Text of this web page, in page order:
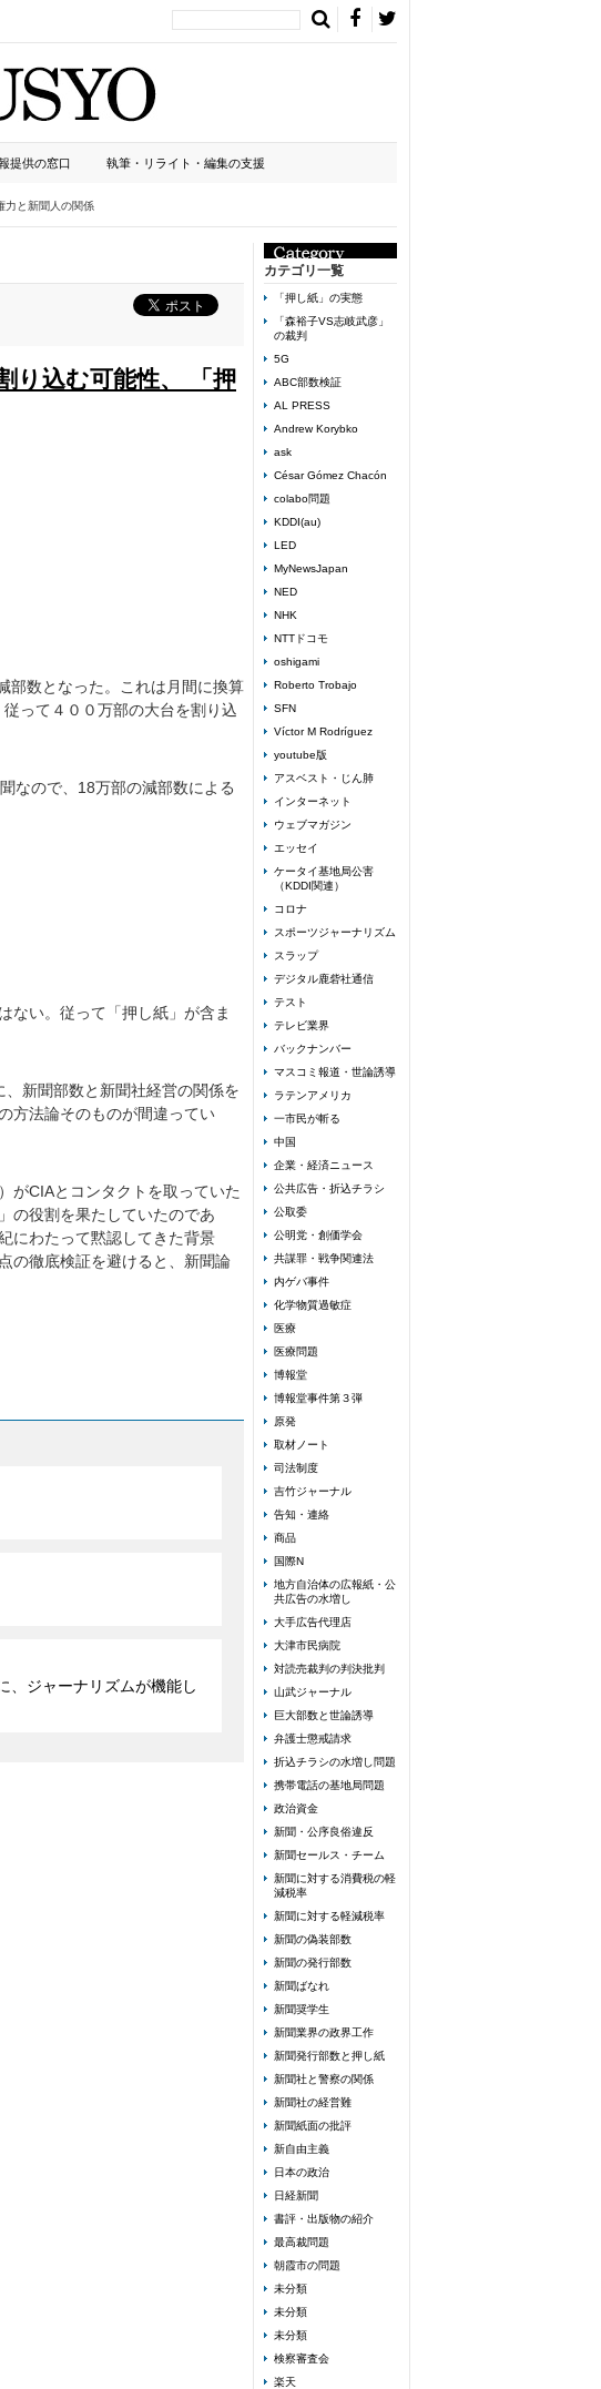
提供の窓口 執筆・リライト・編集の支援
力と新聞人の関係
り込む可能性、 「押
部数となった。これは月間に換算
って４００万部の大台を割り込
なので、18万部の減部数による
ない。従って「押し紙」が含ま
新聞部数と新聞社経営の関係を
方法論そのものが間違ってい
がCIAとコンタクトを取っていた
の役割を果たしていたのであ
にわたって黙認してきた背景
の徹底検証を避けると、新聞論
、ジャーナリズムが機能し
カテゴリ一覧
「押し紙」の実態
「森裕子VS志岐武彦」
の裁判
5G
ABC部数検証
AL PRESS
Andrew Korybko
ask
César Gómez Chacón
colabo問題
KDDI(au)
LED
MyNewsJapan
NED
NHK
NTTドコモ
oshigami
Roberto Trobajo
SFN
Víctor M Rodríguez
youtube版
アスベスト・じん肺
インターネット
ウェブマガジン
エッセイ
ケータイ基地局公害
（KDDI関連）
コロナ
スポーツジャーナリズム
スラップ
デジタル鹿砦社通信
テスト
テレビ業界
バックナンバー
マスコミ報道・世論誘導
ラテンアメリカ
一市民が斬る
中国
企業・経済ニュース
公共広告・折込チラシ
公取委
公明党・創価学会
共謀罪・戦争関連法
内ゲバ事件
化学物質過敏症
医療
医療問題
博報堂
博報堂事件第３弾
原発
取材ノート
司法制度
吉竹ジャーナル
告知・連絡
商品
国際N
地方自治体の広報紙・公
共広告の水増し
大手広告代理店
大津市民病院
対読売裁判の判決批判
山武ジャーナル
巨大部数と世論誘導
弁護士懲戒請求
折込チラシの水増し問題
携帯電話の基地局問題
政治資金
新聞・公序良俗違反
新聞セールス・チーム
新聞に対する消費税の軽
減税率
新聞に対する軽減税率
新聞の偽装部数
新聞の発行部数
新聞ばなれ
新聞奨学生
新聞業界の政界工作
新聞発行部数と押し紙
新聞社と警察の関係
新聞社の経営難
新聞紙面の批評
新自由主義
日本の政治
日経新聞
書評・出版物の紹介
最高裁問題
朝霞市の問題
未分類
未分類
未分類
検察審査会
楽天